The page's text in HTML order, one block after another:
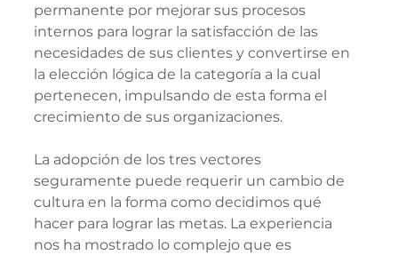
permanente por mejorar sus procesos
internos para lograr la satisfacción de las
necesidades de sus clientes y convertirse en
la elección lógica de la categoría a la cual
pertenecen, impulsando de esta forma el
crecimiento de sus organizaciones.
La adopción de los tres vectores
seguramente puede requerir un cambio de
cultura en la forma como decidimos qué
hacer para lograr las metas. La experiencia
nos ha mostrado lo complejo que es